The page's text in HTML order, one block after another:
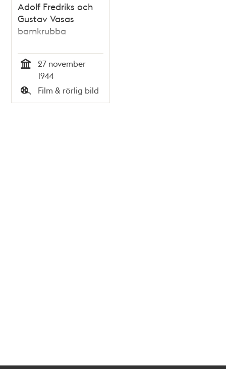
Adolf Fredriks och
Gustav Vasas
barnkrubba
27 november
1944
Typ
Film & rörlig bild